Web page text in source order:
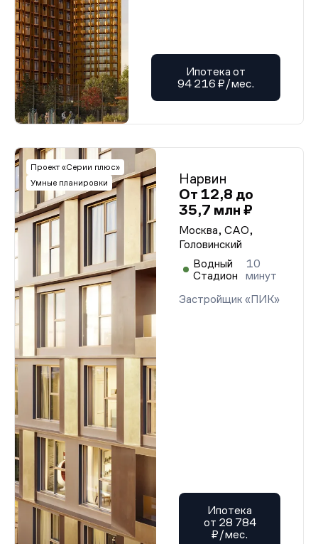
Ипотека от
94 216 ₽/мес.
Проект «Серии плюс»
Умные планировки
Нарвин
От 12,8 до
35,7 млн ₽
Москва, САО,
Головинский
Водный
Стадион
10
минут
Застройщик «ПИК»
Ипотека
от 28 784
₽/мес.